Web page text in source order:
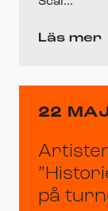
Läs mer
22
på